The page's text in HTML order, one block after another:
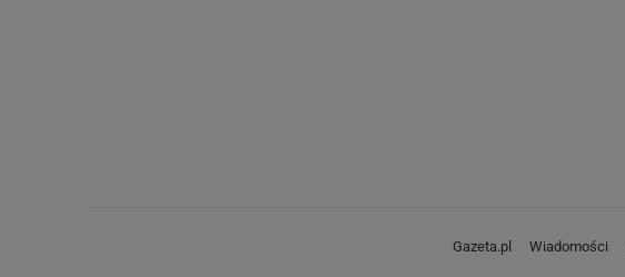
Gazeta.pl Wiadomości